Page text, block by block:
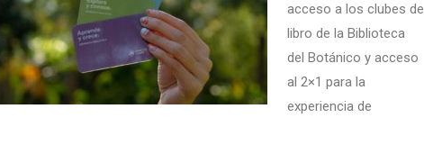
acceso a los clubes de
libro de la Biblioteca
del Botánico y acceso
al 2×1 para la
experiencia de